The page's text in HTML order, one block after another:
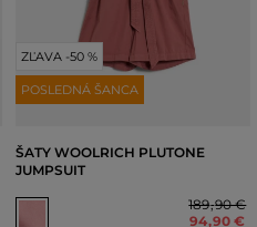
ZĽAVA -50 %
POSLEDNÁ ŠANCA
ŠATY WOOLRICH PLUTONE
JUMPSUIT
189,90 €
94,90 €